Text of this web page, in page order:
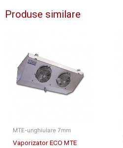
Produse similare
MTE-unghiulare 7mm
Vaporizator ECO MTE